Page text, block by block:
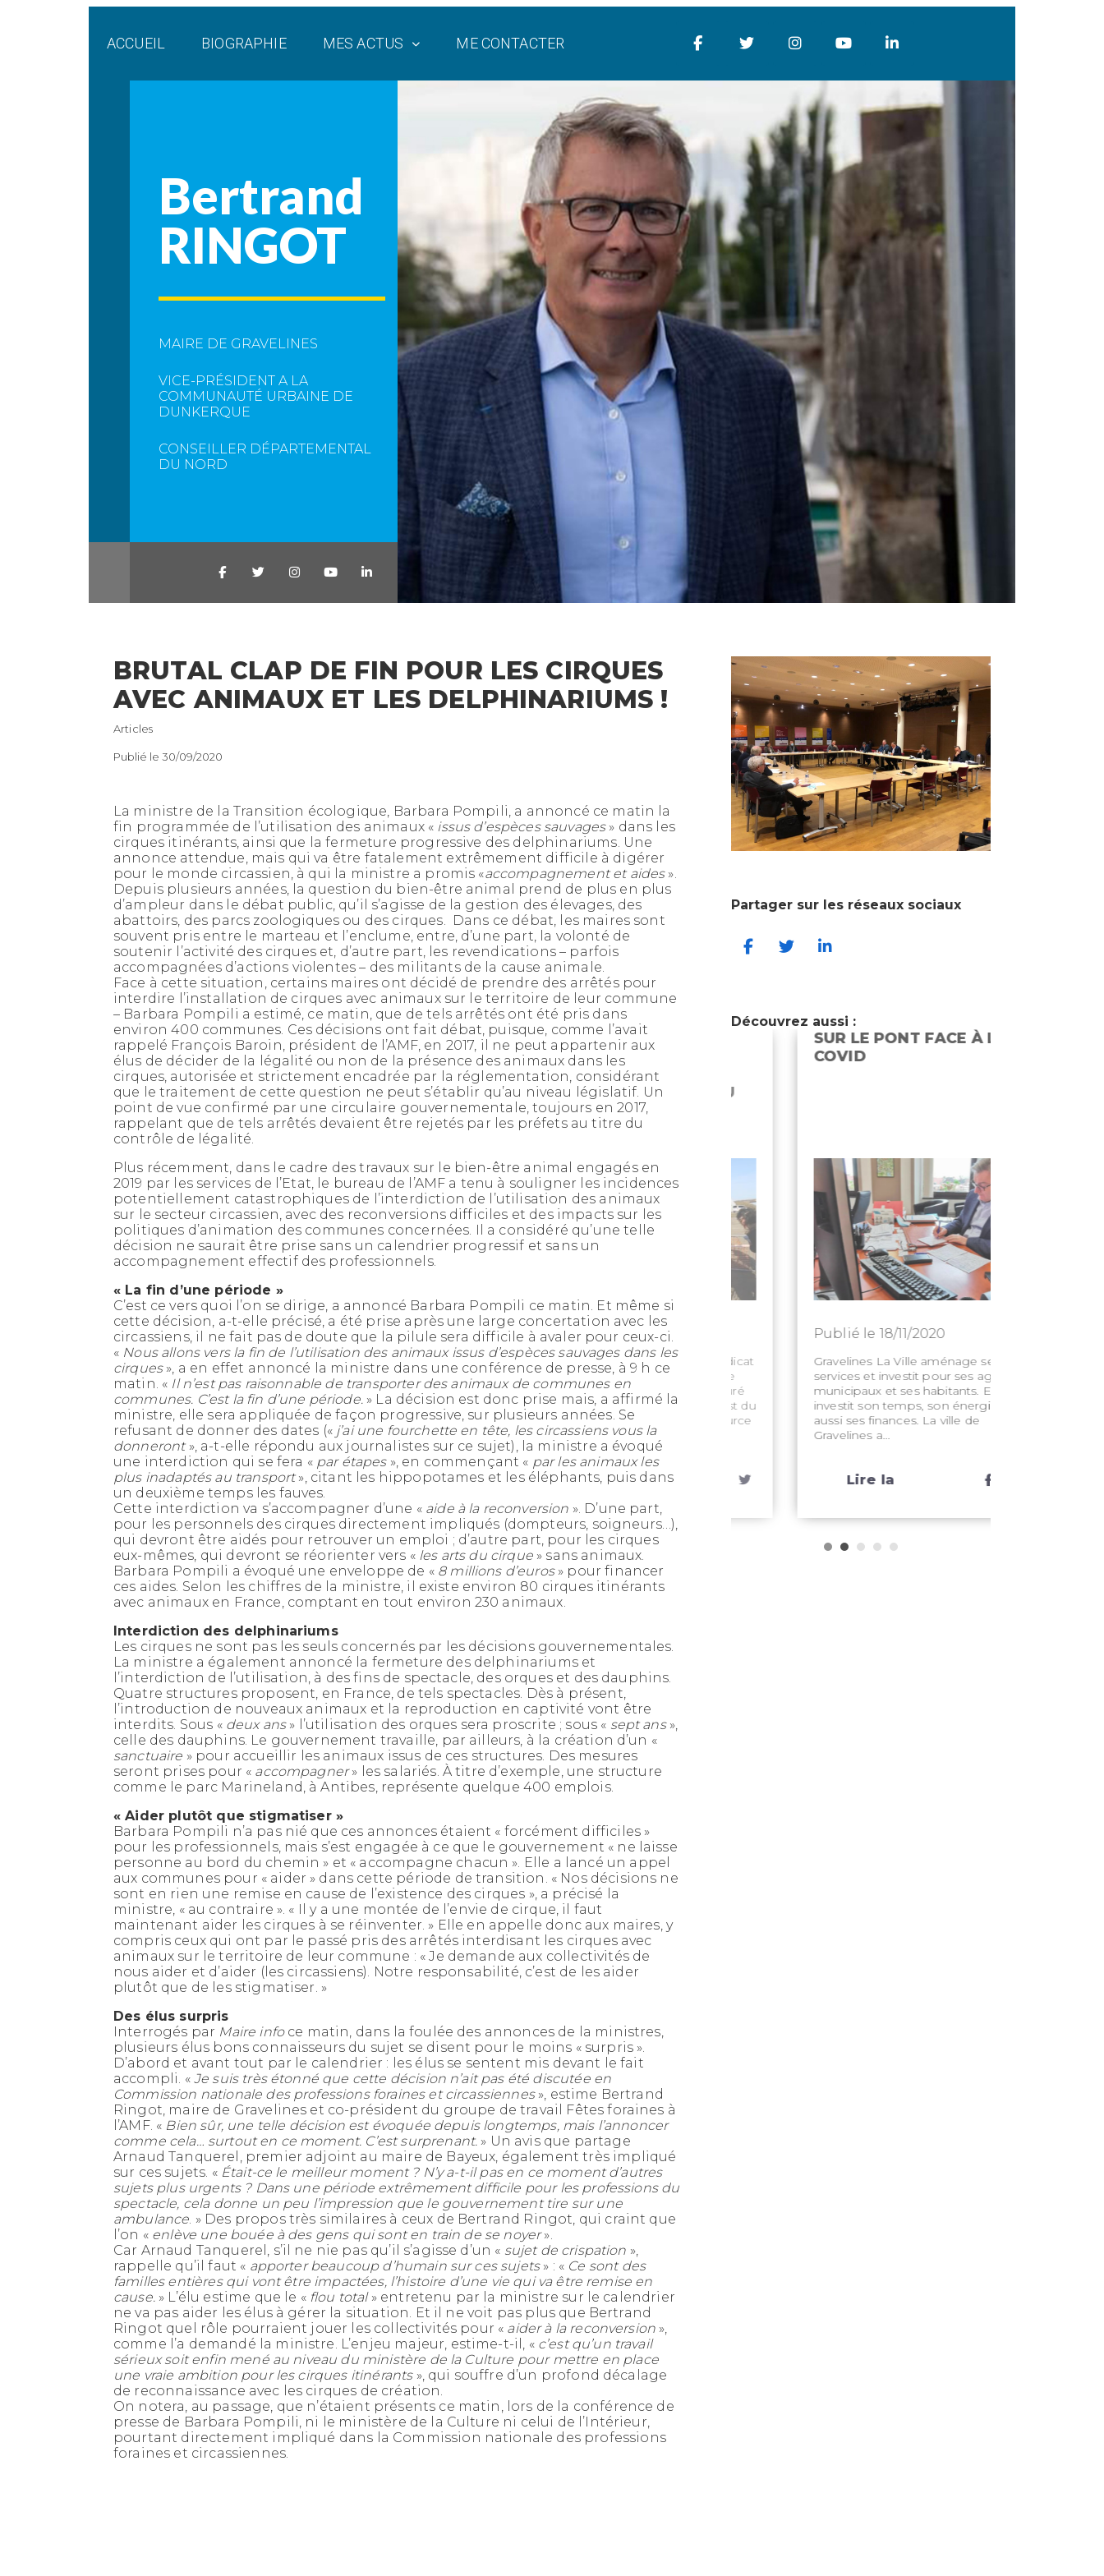
ACCUEIL BIOGRAPHIE MES ACTUS ME CONTACTER
Bertrand
RINGOT
MAIRE DE GRAVELINES
VICE-PRÉSIDENT A LA
COMMUNAUTÉ URBAINE DE
DUNKERQUE
CONSEILLER DÉPARTEMENTAL
DU NORD
BRUTAL CLAP DE FIN POUR LES CIRQUES
AVEC ANIMAUX ET LES DELPHINARIUMS !
Articles
Publié le 30/09/2020
La ministre de la Transition écologique, Barbara Pompili, a annoncé ce matin la
fin programmée de l’utilisation des animaux « issus d’espèces sauvages» dans les
cirques itinérants, ainsi que la fermeture progressive des delphinariums. Une
annonce attendue, mais qui va être fatalement extrêmement difficile à digérer
pour le monde circassien, à qui la ministre a promis «accompagnement et aides».
Depuis plusieurs années, la question du bien-être animal prend de plus en plus
d’ampleur dans le débat public, qu’il s’agisse de la gestion des élevages, des
abattoirs, des parcs zoologiques ou des cirques. Dans ce débat, les maires sont
souvent pris entre le marteau et l’enclume, entre, d’une part, la volonté de
soutenir l’activité des cirques et, d’autre part, les revendications – parfois
accompagnées d’actions violentes – des militants de la cause animale.
Face à cette situation, certains maires ont décidé de prendre des arrêtés pour
interdire l’installation de cirques avec animaux sur le territoire de leur commune
– Barbara Pompili a estimé, ce matin, que de tels arrêtés ont été pris dans
environ 400 communes. Ces décisions ont fait débat, puisque, comme l’avait
rappelé François Baroin, président de l’AMF, en 2017, il ne peut appartenir aux
élus de décider de la légalité ou non de la présence des animaux dans les
cirques, autorisée et strictement encadrée par la réglementation, considérant
que le traitement de cette question ne peut s’établir qu’au niveau législatif. Un
point de vue confirmé par une circulaire gouvernementale, toujours en 2017,
rappelant que de tels arrêtés devaient être rejetés par les préfets au titre du
contrôle de légalité.
Plus récemment, dans le cadre des travaux sur le bien-être animal engagés en
2019 par les services de l’Etat, le bureau de l’AMF a tenu à souligner les incidences
potentiellement catastrophiques de l’interdiction de l’utilisation des animaux
sur le secteur circassien, avec des reconversions difficiles et des impacts sur les
politiques d’animation des communes concernées. Il a considéré qu’une telle
décision ne saurait être prise sans un calendrier progressif et sans un
accompagnement effectif des professionnels.
« La fin d’une période »
C’est ce vers quoi l’on se dirige, a annoncé Barbara Pompili ce matin. Et même si
cette décision, a-t-elle précisé, a été prise après une large concertation avec les
circassiens, il ne fait pas de doute que la pilule sera difficile à avaler pour ceux-ci.
« Nous allons vers la fin de l’utilisation des animaux issus d’espèces sauvages dans les
cirques», a en effet annoncé la ministre dans une conférence de presse, à 9 h ce
matin. « Il n’est pas raisonnable de transporter des animaux de communes en
communes. C’est la fin d’une période. » La décision est donc prise mais, a affirmé la
ministre, elle sera appliquée de façon progressive, sur plusieurs années. Se
refusant de donner des dates («j’ai une fourchette en tête, les circassiens vous la
donneront », a-t-elle répondu aux journalistes sur ce sujet), la ministre a évoqué
une interdiction qui se fera « par étapes», en commençant « par les animaux les
plus inadaptés au transport», citant les hippopotames et les éléphants, puis dans
un deuxième temps les fauves.
Cette interdiction va s’accompagner d’une «aide à la reconversion ». D’une part,
pour les personnels des cirques directement impliqués (dompteurs, soigneurs…),
qui devront être aidés pour retrouver un emploi ; d’autre part, pour les cirques
eux-mêmes, qui devront se réorienter vers «les arts du cirque » sans animaux.
Barbara Pompili a évoqué une enveloppe de « 8 millions d’euros » pour financer
ces aides. Selon les chiffres de la ministre, il existe environ 80 cirques itinérants
avec animaux en France, comptant en tout environ 230 animaux.
Interdiction des delphinariums
Les cirques ne sont pas les seuls concernés par les décisions gouvernementales.
La ministre a également annoncé la fermeture des delphinariums et
l’interdiction de l’utilisation, à des fins de spectacle, des orques et des dauphins.
Quatre structures proposent, en France, de tels spectacles. Dès à présent,
l’introduction de nouveaux animaux et la reproduction en captivité vont être
interdits. Sous « deux ans » l’utilisation des orques sera proscrite ; sous « sept ans»,
celle des dauphins. Le gouvernement travaille, par ailleurs, à la création d’un «
sanctuaire » pour accueillir les animaux issus de ces structures. Des mesures
seront prises pour « accompagner» les salariés. À titre d’exemple, une structure
comme le parc Marineland, à Antibes, représente quelque 400 emplois.
« Aider plutôt que stigmatiser »
Barbara Pompili n’a pas nié que ces annonces étaient « forcément difficiles »
pour les professionnels, mais s’est engagée à ce que le gouvernement « ne laisse
personne au bord du chemin » et « accompagne chacun ». Elle a lancé un appel
aux communes pour « aider » dans cette période de transition. « Nos décisions ne
sont en rien une remise en cause de l’existence des cirques », a précisé la
ministre, « au contraire ». « Il y a une montée de l’envie de cirque, il faut
maintenant aider les cirques à se réinventer. » Elle en appelle donc aux maires, y
compris ceux qui ont par le passé pris des arrêtés interdisant les cirques avec
animaux sur le territoire de leur commune : « Je demande aux collectivités de
nous aider et d’aider (les circassiens). Notre responsabilité, c’est de les aider
plutôt que de les stigmatiser. »
Des élus surpris
Interrogés par Maire info ce matin, dans la foulée des annonces de la ministres,
plusieurs élus bons connaisseurs du sujet se disent pour le moins « surpris ».
D’abord et avant tout par le calendrier : les élus se sentent mis devant le fait
accompli. «Je suis très étonné que cette décision n’ait pas été discutée en
Commission nationale des professions foraines et circassiennes», estime Bertrand
Ringot, maire de Gravelines et co-président du groupe de travail Fêtes foraines à
l’AMF. « Bien sûr, une telle décision est évoquée depuis longtemps, mais l’annoncer
comme cela… surtout en ce moment. C’est surprenant. » Un avis que partage
Arnaud Tanquerel, premier adjoint au maire de Bayeux, également très impliqué
sur ces sujets. « Était-ce le meilleur moment ? N’y a-t-il pas en ce moment d’autres
sujets plus urgents ? Dans une période extrêmement difficile pour les professions du
spectacle, cela donne un peu l’impression que le gouvernement tire sur une
ambulance. » Des propos très similaires à ceux de Bertrand Ringot, qui craint que
l’on « enlève une bouée à des gens qui sont en train de se noyer».
Car Arnaud Tanquerel, s’il ne nie pas qu’il s’agisse d’un « sujet de crispation »,
rappelle qu’il faut « apporter beaucoup d’humain sur ces sujets » : « Ce sont des
familles entières qui vont être impactées, l’histoire d’une vie qui va être remise en
cause.» L’élu estime que le «flou total » entretenu par la ministre sur le calendrier
ne va pas aider les élus à gérer la situation. Et il ne voit pas plus que Bertrand
Ringot quel rôle pourraient jouer les collectivités pour « aider à la reconversion »,
comme l’a demandé la ministre. L’enjeu majeur, estime-t-il, « c’est qu’un travail
sérieux soit enfin mené au niveau du ministère de la Culture pour mettre en place
une vraie ambition pour les cirques itinérants », qui souffre d’un profond décalage
de reconnaissance avec les cirques de création.
On notera, au passage, que n’étaient présents ce matin, lors de la conférence de
presse de Barbara Pompili, ni le ministère de la Culture ni celui de l’Intérieur,
pourtant directement impliqué dans la Commission nationale des professions
foraines et circassiennes.
Partager sur les réseaux sociaux
Découvrez aussi :
DUNKERQUOIS: POUR
PERMETTRE AUX
ENTREPRISES DE SE
DÉVELOPPER, LE RÉSEAU
D’EAU INDUSTRIELLE VA
ÊTRE DOUBLÉ
Publié le 18/02/2020
Bertrand Ringot, président du syndicat
de l’Eau du dunkerquois, et Fabrice
Mazouni, son directeur, ont inauguré
le doublement de la branche Ouest du
réseau d’eau industrielle. La ressource
en eau...
Lire la
suite
SUR LE PONT FACE À LA
Publié le 18/11/2020
Gravelines La Ville aménage ses
services et investit pour ses agents
municipaux et ses habitants. Elle
investit son temps, son énergie, mais
aussi ses finances. La ville de
Gravelines a...
Panneau de gestion des cookies